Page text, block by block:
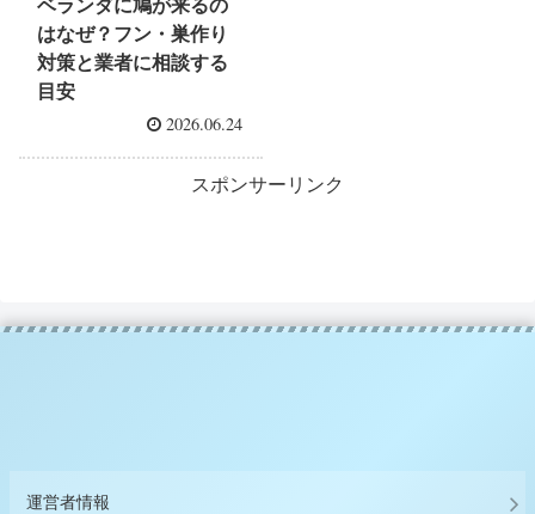
ベランダに鳩が来るの
はなぜ？フン・巣作り
対策と業者に相談する
目安
2026.06.24
スポンサーリンク
運営者情報